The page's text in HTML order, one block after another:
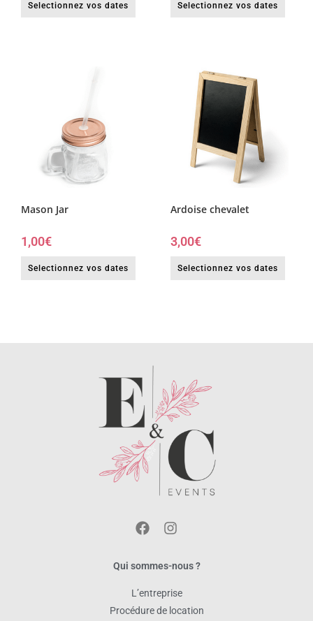
Selectionnez vos dates Selectionnez vos dates
Mason Jar
1,00€
Selectionnez vos dates
Ardoise chevalet
3,00€
Selectionnez vos dates
Qui sommes-nous ?
L’entreprise
Procédure de location